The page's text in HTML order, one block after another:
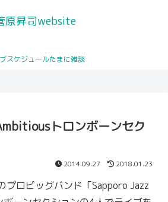
原昇司website
スケジュールたまに雑談
サッポロ・シティ・ジャズ公式
トロンボーンセク
2014.09.27 2018.01.23
プロビッグバンド「Sapporo Jazz